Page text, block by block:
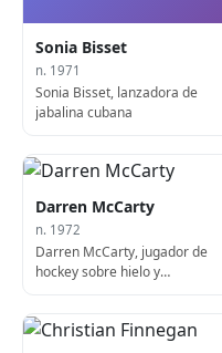
Sonia Bisset
n. 1971
Sonia Bisset, lanzadora de
jabalina cubana
Darren McCarty
n. 1972
Darren McCarty, jugador de
hockey sobre hielo y